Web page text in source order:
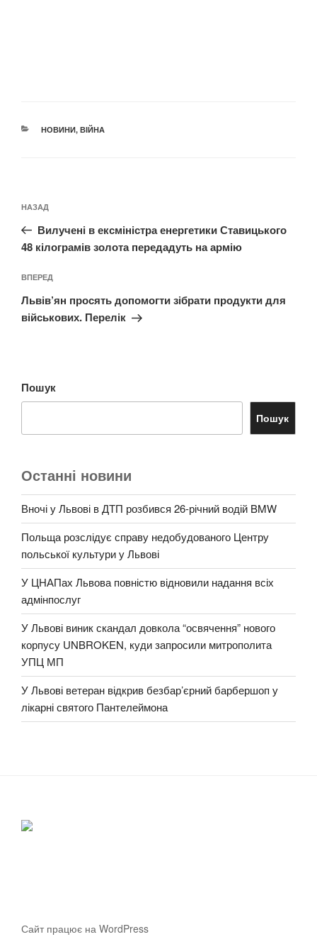
КАТЕГОРІЇ
НОВИНИ, ВІЙНА
записів
Попередній
запис:
НАЗАД
Вилучені в ексміністра енергетики Ставицького
48 кілограмів золота передадуть на армію
Наступний
запис
ВПЕРЕД
Львів’ян просять допомогти зібрати продукти для
військових. Перелік
Пошук
Пошук
Останні новини
Вночі у Львові в ДТП розбився 26-річний водій BMW
Польща розслідує справу недобудованого Центру
польської культури у Львові
У ЦНАПах Львова повністю відновили надання всіх
адмінпослуг
У Львові виник скандал довкола “освячення” нового
корпусу UNBROKEN, куди запросили митрополита
УПЦ МП
У Львові ветеран відкрив безбар’єрний барбершоп у
лікарні святого Пантелеймона
Сайт працює на WordPress